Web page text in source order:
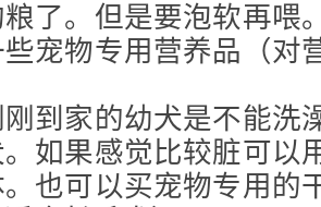
了。但是要泡软再喂
宠物专用营养品（对
到家的幼犬是不能洗
如果感觉比较脏可以
也可以买宠物专用的